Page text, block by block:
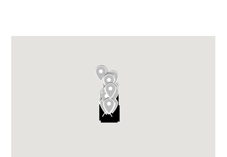
Suunnittelijoille
Projektimyynti
MEISTÄ